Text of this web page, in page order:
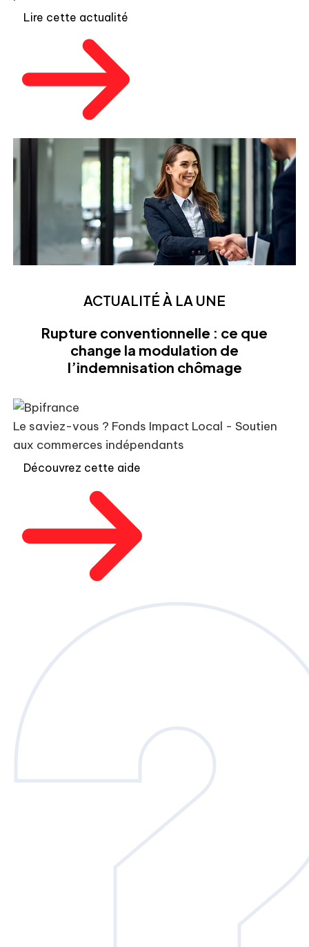
Lire cette actualité
ACTUALITÉ À LA UNE
Rupture conventionnelle : ce que
change la modulation de
l’indemnisation chômage
Le saviez-vous ? Fonds Impact Local - Soutien
aux commerces indépendants
Découvrez cette aide